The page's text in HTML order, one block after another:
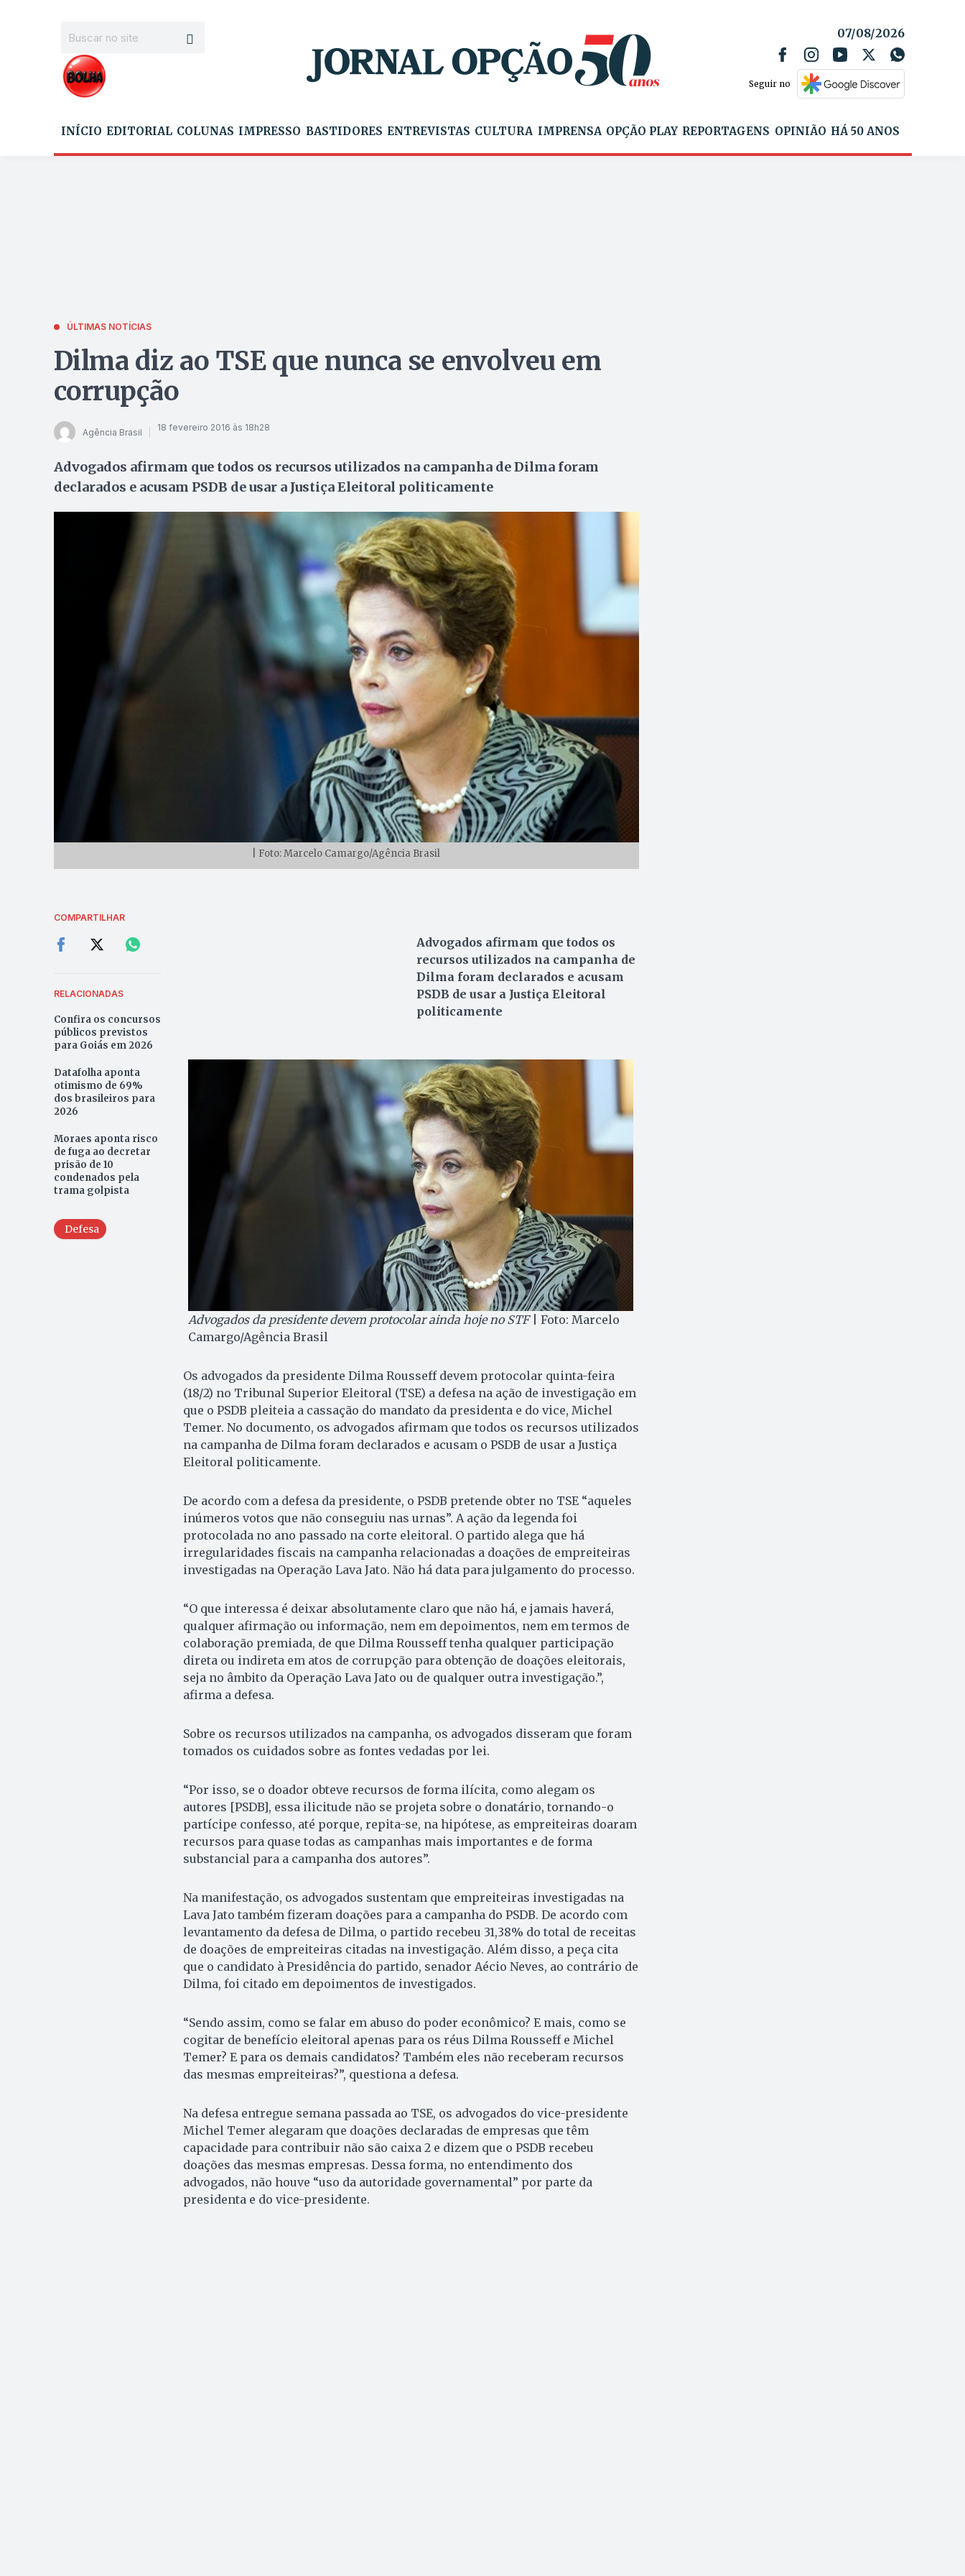
07/08/2026
Seguir no
INÍCIO EDITORIAL COLUNAS IMPRESSO BASTIDORES ENTREVISTAS CULTURA IMPRENSA OPÇÃO PLAY REPORTAGENS OPINIÃO HÁ 50 ANOS
ÚLTIMAS NOTÍCIAS
Dilma diz ao TSE que nunca se envolveu em
corrupção
Agência Brasil 18 fevereiro 2016 às 18h28
Advogados afirmam que todos os recursos utilizados na campanha de Dilma foram
declarados e acusam PSDB de usar a Justiça Eleitoral politicamente
| Foto: Marcelo Camargo/Agência Brasil
COMPARTILHAR
RELACIONADAS
Confira os concursos
públicos previstos
para Goiás em 2026
Datafolha aponta
otimismo de 69%
dos brasileiros para
2026
Moraes aponta risco
de fuga ao decretar
prisão de 10
condenados pela
trama golpista
Defesa
Advogados afirmam que todos os
recursos utilizados na campanha de
Dilma foram declarados e acusam
PSDB de usar a Justiça Eleitoral
politicamente
Advogados da presidente devem protocolar ainda hoje no STF| Foto: Marcelo
Camargo/Agência Brasil
Os advogados da presidente Dilma Rousseff devem protocolar quinta-feira
(18/2) no Tribunal Superior Eleitoral (TSE) a defesa na ação de investigação em
que o PSDB pleiteia a cassação do mandato da presidenta e do vice, Michel
Temer. No documento, os advogados afirmam que todos os recursos utilizados
na campanha de Dilma foram declarados e acusam o PSDB de usar a Justiça
Eleitoral politicamente.
De acordo com a defesa da presidente, o PSDB pretende obter no TSE “aqueles
inúmeros votos que não conseguiu nas urnas”. A ação da legenda foi
protocolada no ano passado na corte eleitoral. O partido alega que há
irregularidades fiscais na campanha relacionadas a doações de empreiteiras
investigadas na Operação Lava Jato. Não há data para julgamento do processo.
“O que interessa é deixar absolutamente claro que não há, e jamais haverá,
qualquer afirmação ou informação, nem em depoimentos, nem em termos de
colaboração premiada, de que Dilma Rousseff tenha qualquer participação
direta ou indireta em atos de corrupção para obtenção de doações eleitorais,
seja no âmbito da Operação Lava Jato ou de qualquer outra investigação.”,
afirma a defesa.
Sobre os recursos utilizados na campanha, os advogados disseram que foram
tomados os cuidados sobre as fontes vedadas por lei.
“Por isso, se o doador obteve recursos de forma ilícita, como alegam os
autores [PSDB], essa ilicitude não se projeta sobre o donatário, tornando-o
partícipe confesso, até porque, repita-se, na hipótese, as empreiteiras doaram
recursos para quase todas as campanhas mais importantes e de forma
substancial para a campanha dos autores”.
Na manifestação, os advogados sustentam que empreiteiras investigadas na
Lava Jato também fizeram doações para a campanha do PSDB. De acordo com
levantamento da defesa de Dilma, o partido recebeu 31,38% do total de receitas
de doações de empreiteiras citadas na investigação. Além disso, a peça cita
que o candidato à Presidência do partido, senador Aécio Neves, ao contrário de
Dilma, foi citado em depoimentos de investigados.
“Sendo assim, como se falar em abuso do poder econômico? E mais, como se
cogitar de benefício eleitoral apenas para os réus Dilma Rousseff e Michel
Temer? E para os demais candidatos? Também eles não receberam recursos
das mesmas empreiteiras?”, questiona a defesa.
Na defesa entregue semana passada ao TSE, os advogados do vice-presidente
Michel Temer alegaram que doações declaradas de empresas que têm
capacidade para contribuir não são caixa 2 e dizem que o PSDB recebeu
doações das mesmas empresas. Dessa forma, no entendimento dos
advogados, não houve “uso da autoridade governamental” por parte da
presidenta e do vice-presidente.